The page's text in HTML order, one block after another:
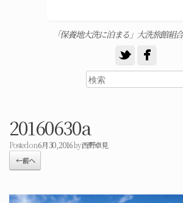
「保養地大洗に泊まる」大洗旅館組
20160630a
Posted on6月 30, 2016by西野卓見
← 前へ